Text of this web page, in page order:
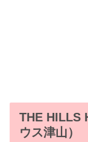
THE HILLS
ウス津山）